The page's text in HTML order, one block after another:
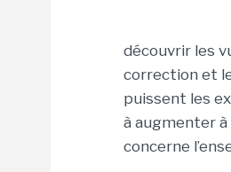
découvrir les
correction et
puissent les
à augmenter
concerne